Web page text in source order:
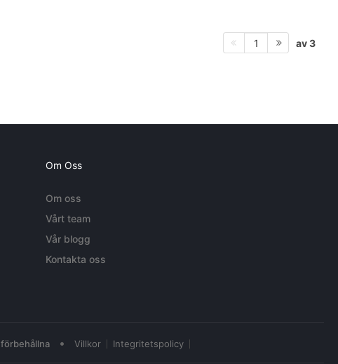
1 av 3
Om Oss
Om oss
Vårt team
Vår blogg
Kontakta oss
• Villkor Integritetspolicy